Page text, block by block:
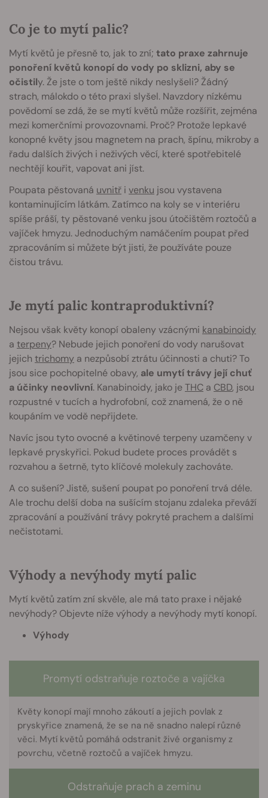
Co je to mytí palic?
Mytí květů je přesně to, jak to zní; tato praxe zahrnuje
ponoření květů konopí do vody po sklizni, aby se
očistily. Že jste o tom ještě nikdy neslyšeli? Žádný
strach, málokdo o této praxi slyšel. Navzdory nízkému
povědomí se zdá, že se mytí květů může rozšířit, zejména
mezi komerčními provozovnami. Proč? Protože lepkavé
konopné květy jsou magnetem na prach, špínu, mikroby a
řadu dalších živých i neživých věcí, které spotřebitelé
nechtějí kouřit, vapovat ani jíst.
Poupata pěstovaná uvnitř i venku jsou vystavena
kontaminujícím látkám. Zatímco na koly se v interiéru
spíše práší, ty pěstované venku jsou útočištěm roztočů a
vajíček hmyzu. Jednoduchým namáčením poupat před
zpracováním si můžete být jisti, že používáte pouze
čistou trávu.
Je mytí palic kontraproduktivní?
Nejsou však květy konopí obaleny vzácnými kanabinoidy
a terpeny? Nebude jejich ponoření do vody narušovat
jejich trichomy a nezpůsobí ztrátu účinnosti a chuti? To
jsou sice pochopitelné obavy, ale umytí trávy její chuť
a účinky neovlivní. Kanabinoidy, jako jeTHC a CBD, jsou
rozpustné v tucích a hydrofobní, což znamená, že o ně
koupáním ve vodě nepřijdete.
Navíc jsou tyto ovocné a květinové terpeny uzamčeny v
lepkavé pryskyřici. Pokud budete proces provádět s
rozvahou a šetrně, tyto klíčové molekuly zachováte.
A co sušení? Jistě, sušení poupat po ponoření trvá déle.
Ale trochu delší doba na sušícím stojanu zdaleka převáží
zpracování a používání trávy pokryté prachem a dalšími
nečistotami.
Výhody a nevýhody mytí palic
Mytí květů zatím zní skvěle, ale má tato praxe i nějaké
nevýhody? Objevte níže výhody a nevýhody mytí konopí.
Výhody
Promytí odstraňuje roztoče a vajíčka
Květy konopí mají mnoho zákoutí a jejich povlak z
pryskyřice znamená, že se na ně snadno nalepí různé
věci. Mytí květů pomáhá odstranit živé organismy z
povrchu, včetně roztočů a vajíček hmyzu.
Odstraňuje prach a zeminu